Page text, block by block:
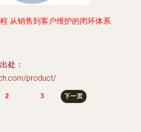
从销售到客户维护的闭环体系
处：
product/
2 3 下一页